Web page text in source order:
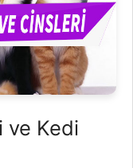
ve Kedi